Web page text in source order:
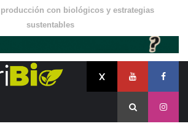
con biológicos y estrategias
sustentables